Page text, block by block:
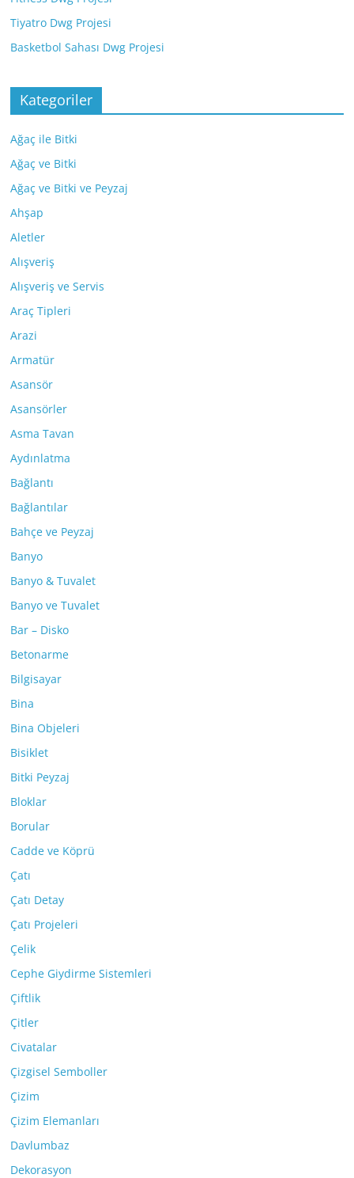
Tiyatro Dwg Projesi
Basketbol Sahası Dwg Projesi
Kategoriler
Ağaç ile Bitki
Ağaç ve Bitki
Ağaç ve Bitki ve Peyzaj
Ahşap
Aletler
Alışveriş
Alışveriş ve Servis
Araç Tipleri
Arazi
Armatür
Asansör
Asansörler
Asma Tavan
Aydınlatma
Bağlantı
Bağlantılar
Bahçe ve Peyzaj
Banyo
Banyo & Tuvalet
Banyo ve Tuvalet
Bar – Disko
Betonarme
Bilgisayar
Bina
Bina Objeleri
Bisiklet
Bitki Peyzaj
Bloklar
Borular
Cadde ve Köprü
Çatı
Çatı Detay
Çatı Projeleri
Çelik
Cephe Giydirme Sistemleri
Çiftlik
Çitler
Civatalar
Çizgisel Semboller
Çizim
Çizim Elemanları
Davlumbaz
Dekorasyon